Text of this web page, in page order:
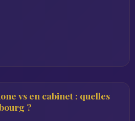
vs en cabinet : quelles
?